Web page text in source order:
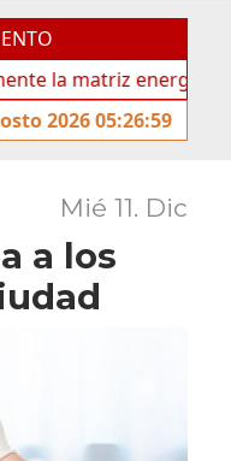
energética de
2026 05:26:59
Mié 11. Dic
a los